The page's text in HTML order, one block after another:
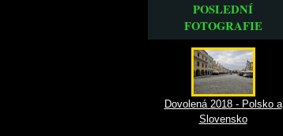
POSLEDNÍ
FOTOGRAFIE
Dovolená 2018 - Polsko a
Slovensko